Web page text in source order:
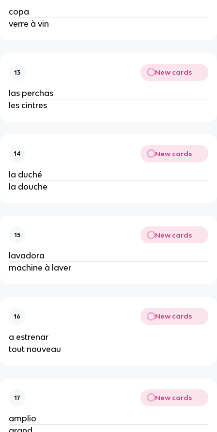
copa
verre à vin
13 New cards
las perchas
les cintres
14 New cards
la duché
la douche
15 New cards
lavadora
machine à laver
16 New cards
a estrenar
tout nouveau
17 New cards
amplio